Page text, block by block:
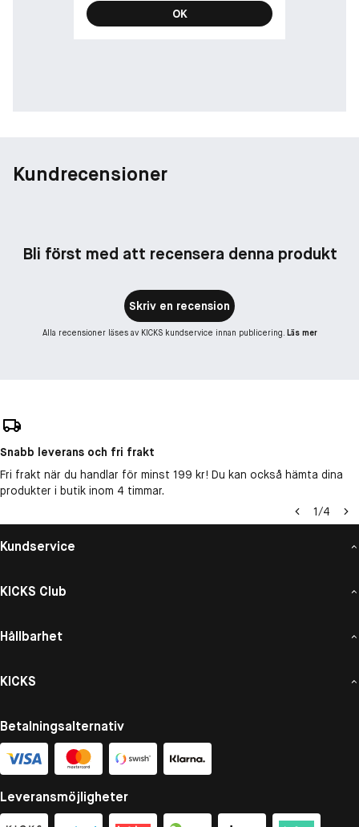
OK
Kundrecensioner
Bli först med att recensera denna produkt
Skriv en recension
Alla recensioner läses av KICKS kundservice innan publicering. Läs mer
Snabb leverans och fri frakt
Fri frakt när du handlar för minst 199 kr! Du kan också hämta dina
produkter i butik inom 4 timmar.
1/4
Kundservice
KICKS Club
Hållbarhet
KICKS
Betalningsalternativ
Leveransmöjligheter